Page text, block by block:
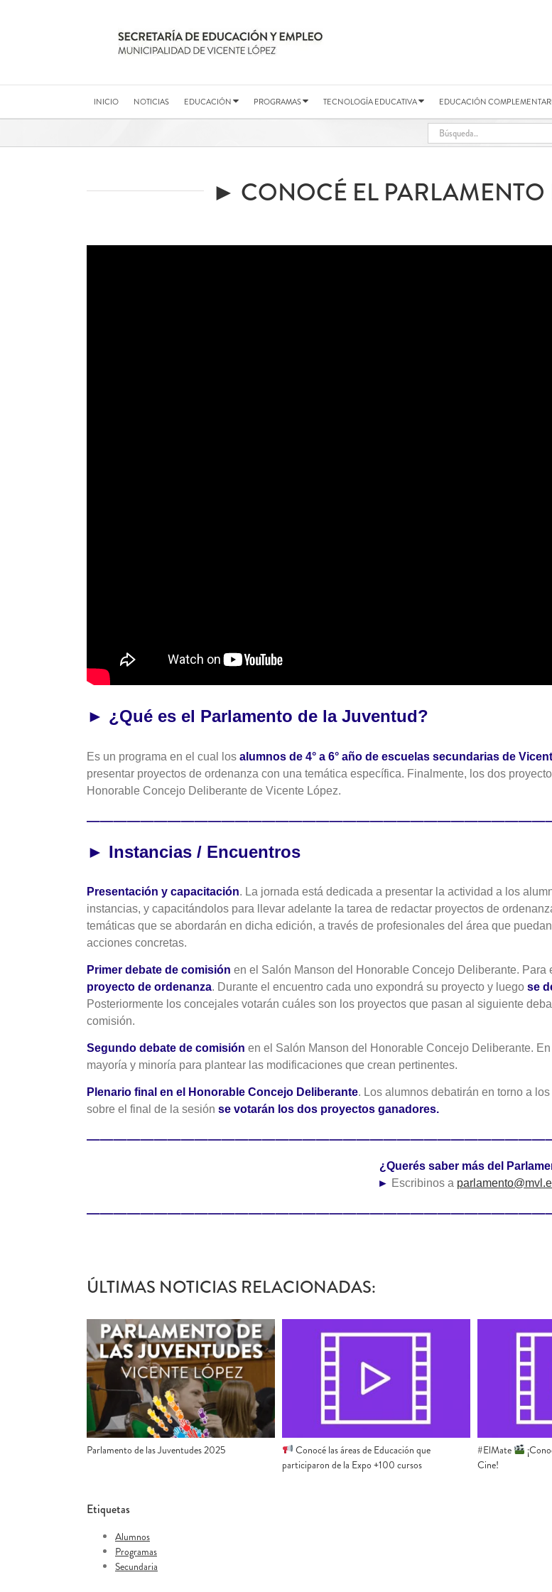
INICIO NOTICIAS EDUCACIÓN PROGRAMAS TECNOLOGÍA EDUCATIVA EDUCACIÓN
► CONOCÉ EL PARLAMENTO
► ¿Qué es el Parlamento de la Juventud?
Es un programa en el cual los alumnos de 4° a 6° año de escuelas secundarias de
presentar proyectos de ordenanza con una temática específica. Finalmente, los dos
Honorable Concejo Deliberante de Vicente López.
► Instancias / Encuentros
Presentación y capacitación. La jornada está dedicada a presentar la actividad a los
instancias, y capacitándolos para llevar adelante la tarea de redactar proyectos de
temáticas que se abordarán en dicha edición, a través de profesionales del área que
acciones concretas.
Primer debate de comisión en el Salón Manson del Honorable Concejo Deliberante. Para
proyecto de ordenanza. Durante el encuentro cada uno expondrá su proyecto y luego se
Posteriormente los concejales votarán cuáles son los proyectos que pasan al siguiente
comisión.
Segundo debate de comisión en el Salón Manson del Honorable Concejo Deliberante.
mayoría y minoría para plantear las modificaciones que crean pertinentes.
Plenario final en el Honorable Concejo Deliberante. Los alumnos debatirán en torno a
sobre el final de la sesión se votarán los dos proyectos ganadores.
¿Querés saber más del
► Escribinos a
ÚLTIMAS NOTICIAS RELACIONADAS:
Parlamento de las Juventudes 2025
Conocé las áreas de Educación que
participaron de la Expo +100 cursos
#ElMate
Cine!
Etiquetas
Alumnos
Programas
Secundaria